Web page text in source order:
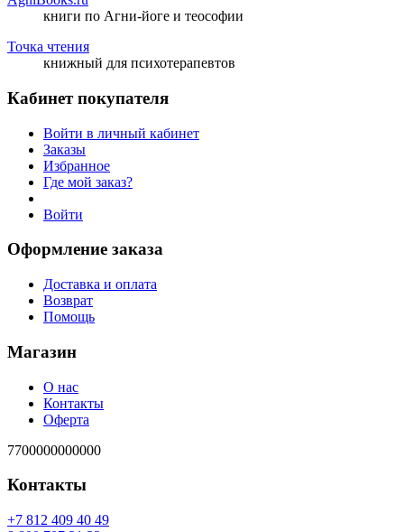
книги по Агни-йоге и теософии
Точка чтения
книжный для психотерапевтов
Кабинет покупателя
Войти в личный кабинет
Заказы
Избранное
Где мой заказ?
Войти
Оформление заказа
Доставка и оплата
Возврат
Помощь
Магазин
О нас
Контакты
Оферта
7700000000000
Контакты
94 04 904 218 7+